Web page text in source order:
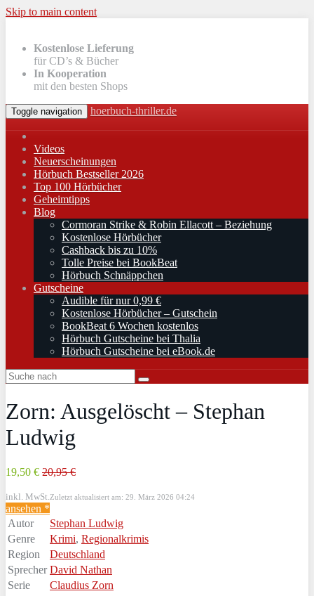
Skip to main content
Kostenlose Lieferung
für CD’s & Bücher
In Kooperation
mit den besten Shops
Toggle navigation hoerbuch-thriller.de
Videos
Neuerscheinungen
Hörbuch Bestseller 2026
Top 100 Hörbücher
Geheimtipps
Blog
Cormoran Strike & Robin Ellacott – Beziehung
Kostenlose Hörbücher
Cashback bis zu 10%
Tolle Preise bei BookBeat
Hörbuch Schnäppchen
Gutscheine
Audible für nur 0,99 €
Kostenlose Hörbücher – Gutschein
BookBeat 6 Wochen kostenlos
Hörbuch Gutscheine bei Thalia
Hörbuch Gutscheine bei eBook.de
Zorn: Ausgelöscht – Stephan
Ludwig
19,50 € 20,95 €
inkl. MwSt. Zuletzt aktualisiert am: 29. März 2026 04:24
ansehen *
Autor
Stephan Ludwig
Genre
Krimi, Regionalkrimis
Region
Deutschland
Sprecher David Nathan
Serie
Claudius Zorn